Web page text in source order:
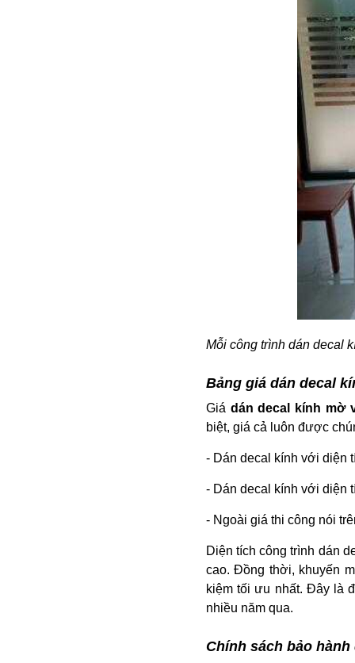
Mỗi công trình dán decal
Bảng giá dán decal
Giá dán decal kính mờ
biệt, giá cả luôn được
- Dán decal kính với diện
- Dán decal kính với diện
- Ngoài giá thi công nói
Diện tích công trình dán
cao. Đồng thời, khuyến
kiệm tối ưu nhất. Đây là
nhiều năm qua.
Chính sách bảo